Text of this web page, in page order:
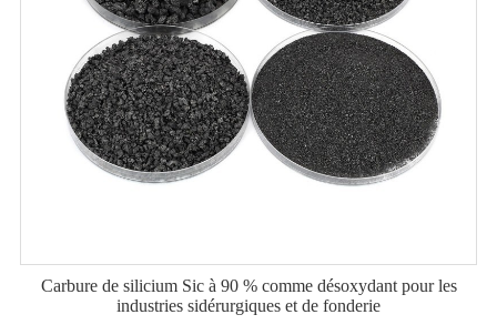
Carbure de silicium Sic à 90 % comme désoxydant pour les
industries sidérurgiques et de fonderie